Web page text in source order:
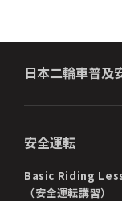
日本二輪車普及
安全運転
Basic Riding
（安全運転講習）